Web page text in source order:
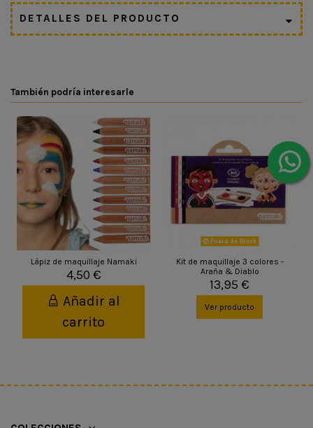
DETALLES DEL PRODUCTO
También podría interesarle
Lápiz de maquillaje Namaki
4,50 €
Añadir al
carrito
Fuera de Stock
Kit de maquillaje 3 colores -
Araña & Diablo
13,95 €
Ver producto